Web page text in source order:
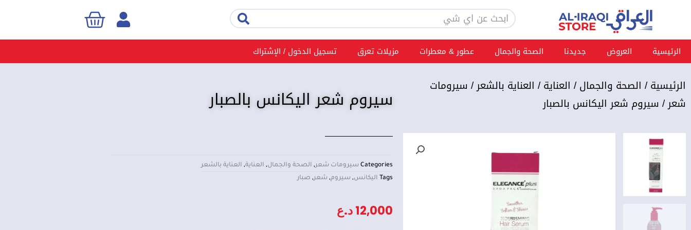
Search
Search
Cart
الرئيسية العروض جديدنا الصحة والجمال عطور & معطرات مزيلات تعرق تسجيل الدخول / الإشتراك
الرئيسية/ الصحة والجمال/ العناية/ العناية بالشعر/ سيرومات
شعر/ سيروم شعر اليكانس بالصبار سيروم شعر اليكانس بالصبار
Categories سيرومات شعر, الصحة والجمال, العناية, العناية بالشعر
Tags اليكانس, سيروم, شعر, صبار
12,000د.ع